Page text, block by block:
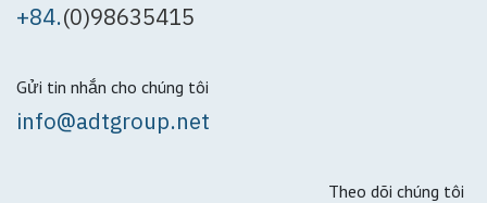
+84.(0)98635415
Gửi tin nhắn cho chúng tôi
info@adtgroup.net
Theo dõi chúng tôi